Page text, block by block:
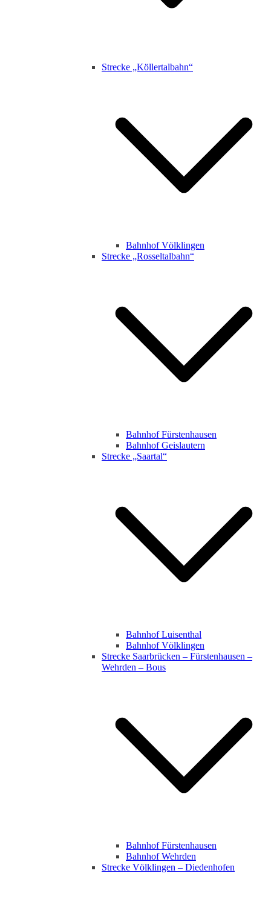
Strecke „Köllertalbahn“
Bahnhof Völklingen
Strecke „Rosseltalbahn“
Bahnhof Fürstenhausen
Bahnhof Geislautern
Strecke „Saartal“
Bahnhof Luisenthal
Bahnhof Völklingen
Strecke Saarbrücken – Fürstenhausen –
Wehrden – Bous
Bahnhof Fürstenhausen
Bahnhof Wehrden
Strecke Völklingen – Diedenhofen